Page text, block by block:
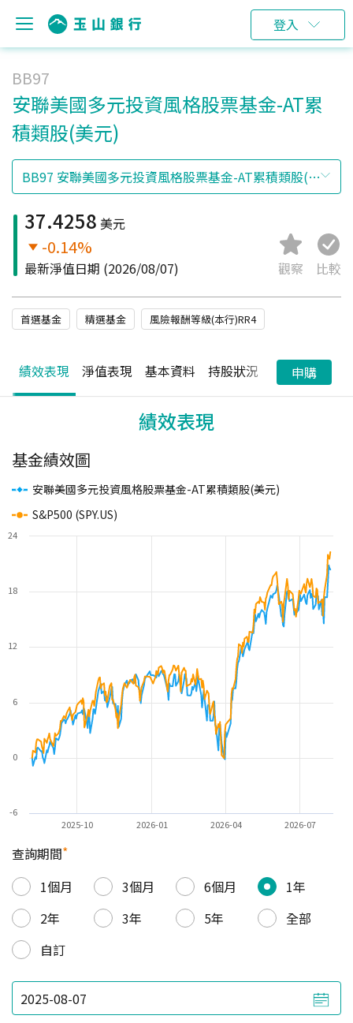
登入
BB97
安聯美國多元投資風格股票基金-AT累
積類股(美元)
37.4258 美元
-0.14%
最新淨值日期 (2026/08/07) 觀察 比較
首選基金 精選基金 風險報酬等級(本行)RR4
績效表現 淨值表現 基本資料 持股狀況 配息狀況
申購
績效表現
基金績效圖
安聯美國多元投資風格股票基金-AT累積類股(美元)
S&P500 (SPY.US)
2025-10 2026-01 2026-04 2026-07
-6
0
6
12
18
24
查詢期間*
1個月
3個月 6個月
1年
2年
3年 5年
全部
自訂